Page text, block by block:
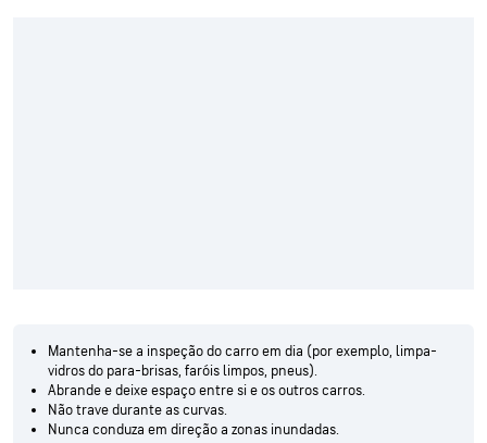
Mantenha-se a inspeção do carro em dia (por exemplo, limpa-
vidros do para-brisas, faróis limpos, pneus).
Abrande e deixe espaço entre si e os outros carros.
Não trave durante as curvas.
Nunca conduza em direção a zonas inundadas.